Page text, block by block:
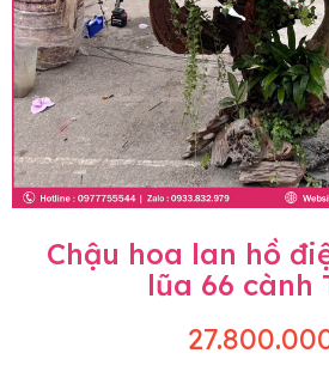
Chậu hoa lan hồ
lũa 66 cành